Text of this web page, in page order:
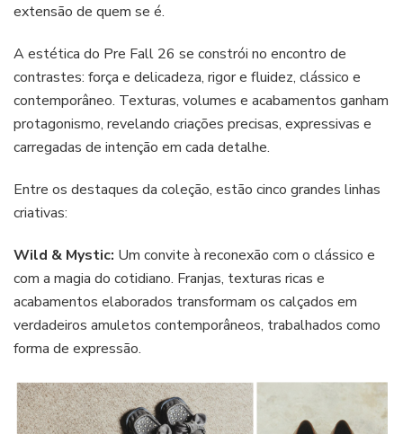
extensão de quem se é.
A estética do Pre Fall 26 se constrói no encontro de
contrastes: força e delicadeza, rigor e fluidez, clássico e
contemporâneo. Texturas, volumes e acabamentos ganham
protagonismo, revelando criações precisas, expressivas e
carregadas de intenção em cada detalhe.
Entre os destaques da coleção, estão cinco grandes linhas
criativas:
Wild & Mystic: Um convite à reconexão com o clássico e
com a magia do cotidiano. Franjas, texturas ricas e
acabamentos elaborados transformam os calçados em
verdadeiros amuletos contemporâneos, trabalhados como
forma de expressão.